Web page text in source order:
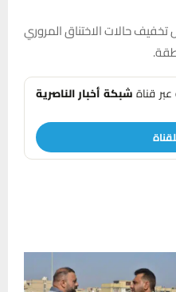
حالات الاختناق المروري
قناةشبكة أخبار الناصرية